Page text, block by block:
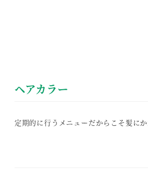
ヘアカラー
定期的に行うメニューだからこそ髪に